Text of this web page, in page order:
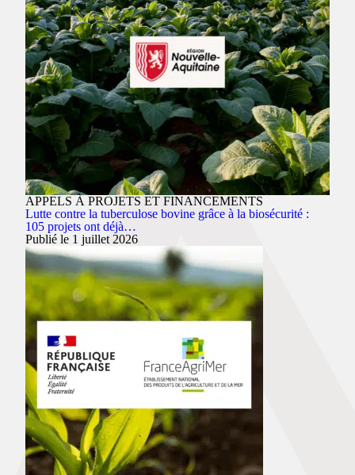
APPELS À PROJETS ET FINANCEMENTS
Lutte contre la tuberculose bovine grâce à la biosécurité :
105 projets ont déjà…
Publié le 1 juillet 2026